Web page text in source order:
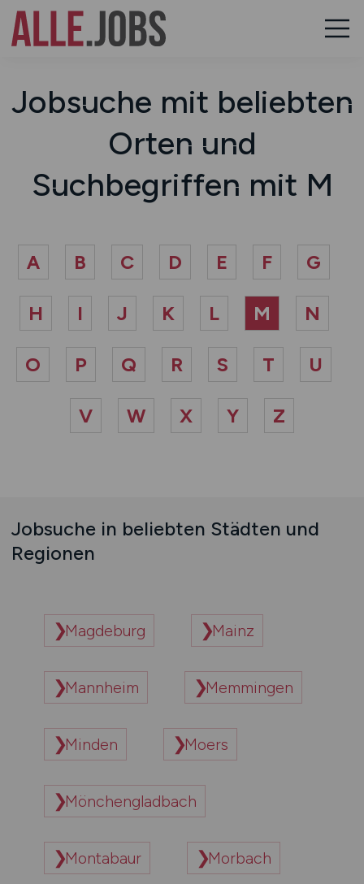
Jobsuche mit beliebten
Orten und
Suchbegriffen mit M
A B C D E F G
H I J K L M N
O P Q R S T U
V W X Y Z
Jobsuche in beliebten Städten und
Regionen
Magdeburg Mainz
Mannheim Memmingen
Minden Moers
Mönchengladbach
Montabaur Morbach